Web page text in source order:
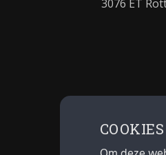
3076 ET
COOKIES